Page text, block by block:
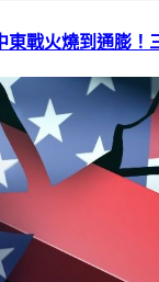
東戰火燒到通膨！